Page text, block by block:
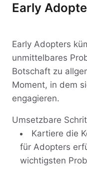
Early
Early Adopters
unmittelbares
Botschaft zu
Moment, in dem
engagieren.
Umsetzbare
Kartiere die
für Adopters
wichtigsten